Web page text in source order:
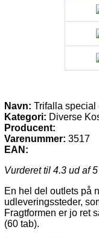
Navn: Trifalla special
Kategori: Diverse
Producent:
Varenummer: 3517
EAN:
Vurderet til 4.3 ud af
En hel del outlets på
udleveringssteder,
Fragtformen er jo ret
(60 tab).